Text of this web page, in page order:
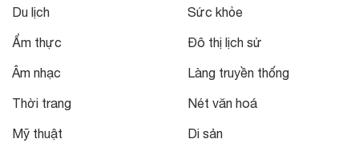
Du lịch
Ẩm thực
Âm nhạc
Thời trang
Mỹ thuật
Sức khỏe
Đô thị lịch sử
Làng truyền thống
Nét văn hoá
Di sản